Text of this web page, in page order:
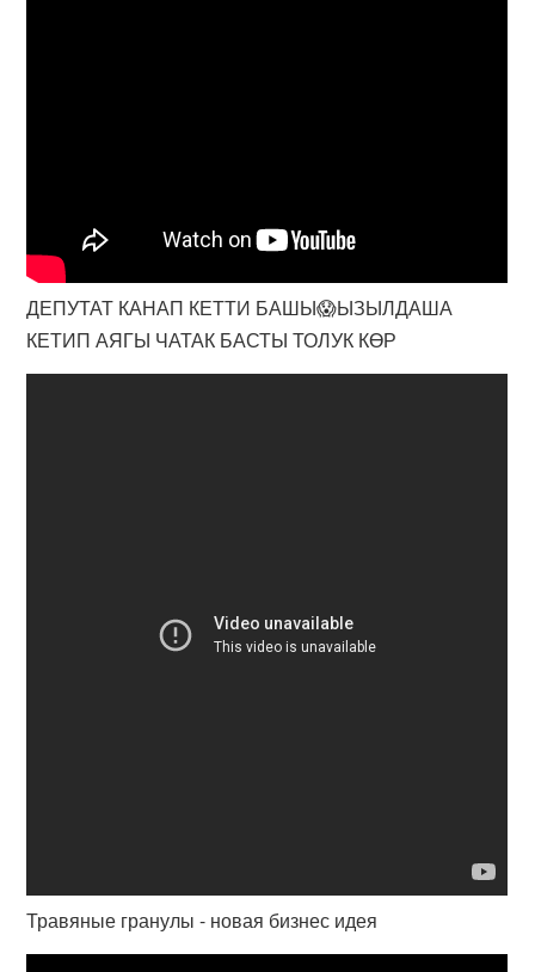
ДЕПУТАТ КАНАП КЕТТИ БАШЫ😱ЫЗЫЛДАША
КЕТИП АЯГЫ ЧАТАК БАСТЫ ТОЛУК КӨР
Травяные гранулы - новая бизнес идея